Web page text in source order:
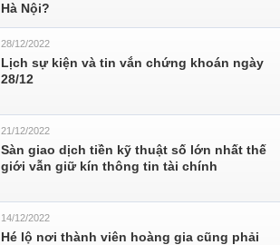
Hà Nội?
28/12/2022
Lịch sự kiện và tin vắn chứng khoán ngày
28/12
21/12/2022
Sàn giao dịch tiền kỹ thuật số lớn nhất thế
giới vẫn giữ kín thông tin tài chính
14/12/2022
Hé lộ nơi thành viên hoàng gia cũng phải